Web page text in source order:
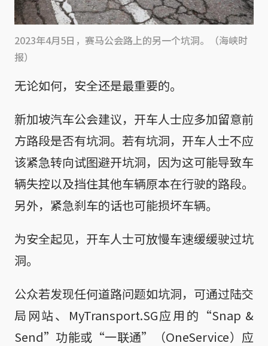
2023年4月5日，赛马公会路上的另一个坑洞。（海峡时
报）
无论如何，安全还是最重要的。
新加坡汽车公会建议，开车人士应多加留意前
方路段是否有坑洞。若有坑洞，开车人士不应
该紧急转向试图避开坑洞，因为这可能导致车
辆失控以及挡住其他车辆原本在行驶的路段。
另外，紧急刹车的话也可能损坏车辆。
为安全起见，开车人士可放慢车速缓缓驶过坑
洞。
公众若发现任何道路问题如坑洞，可通过陆交
局网站、MyTransport.SG应用的“Snap &
Send”功能或“一联通”（OneService）应